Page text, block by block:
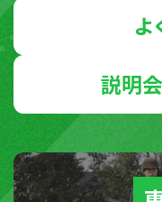
よ
説明